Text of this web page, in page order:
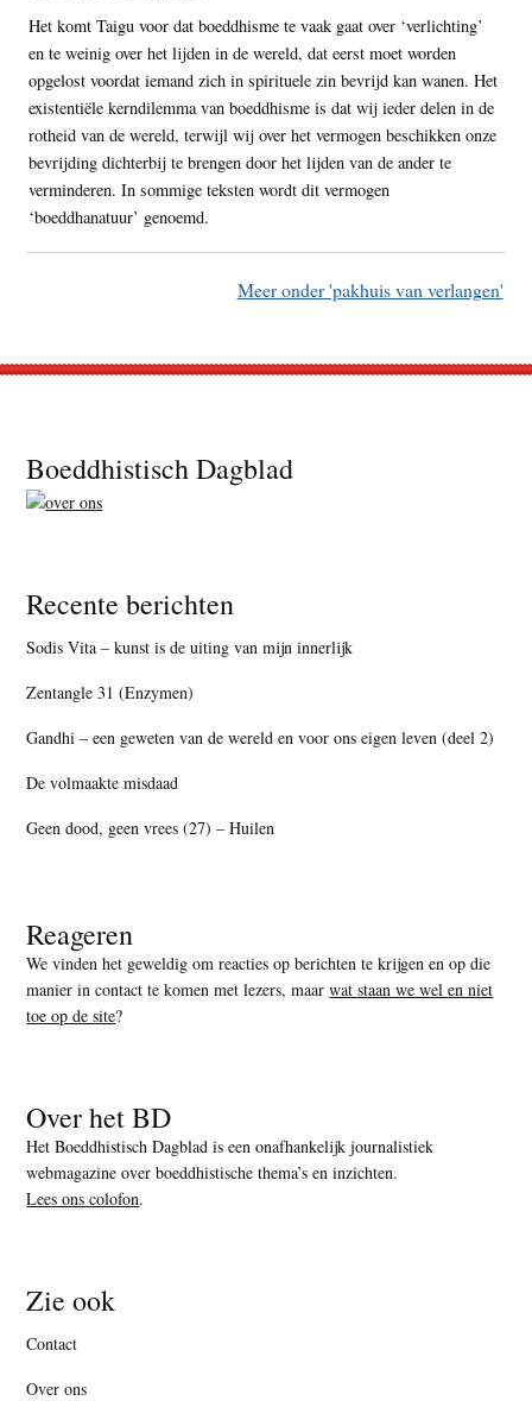
Het komt Taigu voor dat boeddhisme te vaak gaat over ‘verlichting’
en te weinig over het lijden in de wereld, dat eerst moet worden
opgelost voordat iemand zich in spirituele zin bevrijd kan wanen. Het
existentiële kerndilemma van boeddhisme is dat wij ieder delen in de
rotheid van de wereld, terwijl wij over het vermogen beschikken onze
bevrijding dichterbij te brengen door het lijden van de ander te
verminderen. In sommige teksten wordt dit vermogen
‘boeddhanatuur’ genoemd.
Meer onder 'pakhuis van verlangen'
Footer
Boeddhistisch Dagblad
Recente berichten
Sodis Vita – kunst is de uiting van mijn innerlijk
Zentangle 31 (Enzymen)
Gandhi – een geweten van de wereld en voor ons eigen leven (deel 2)
De volmaakte misdaad
Geen dood, geen vrees (27) – Huilen
Reageren
We vinden het geweldig om reacties op berichten te krijgen en op die
manier in contact te komen met lezers, maarwat staan we wel en niet
toe op de site?
Over het BD
Het Boeddhistisch Dagblad is een onafhankelijk journalistiek
webmagazine over boeddhistische thema’s en inzichten.
Lees ons colofon.
Zie ook
Contact
Over ons